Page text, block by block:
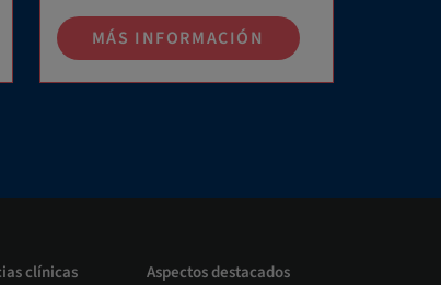
MÁS INFORMACIÓN
clínicas Aspectos destacados